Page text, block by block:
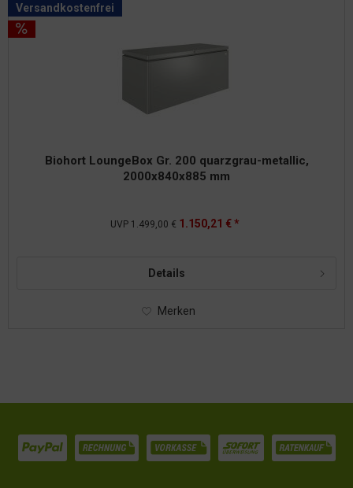
Versandkostenfrei
Biohort LoungeBox Gr. 200 quarzgrau-metallic,
2000x840x885 mm
UVP 1.499,00 € 1.150,21 € *
Details
Merken